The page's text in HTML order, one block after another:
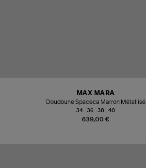
639,00 €
MAX MARA
Doudoune Spaceca Marron Métallisé
34 36 38 40